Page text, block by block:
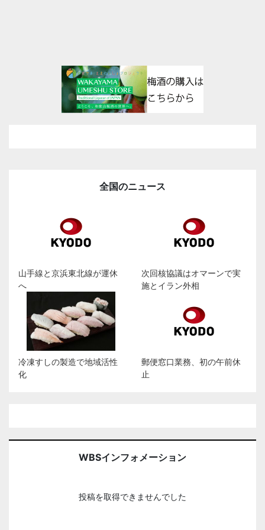
全国のニュース
山手線と京浜東北線が運休
へ
次回核協議はオマーンで実
施とイラン外相
冷凍すしの製造で地域活性
化
郵便窓口業務、初の午前休
止
WBSインフォメーション
投稿を取得できませんでした